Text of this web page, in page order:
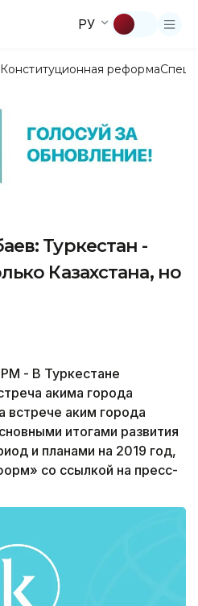
РУ
Конституционная реформа
Туркестан -
Казахстана, но
- В Туркестане
акима города
встрече аким города
итогами развития
и планами на 2019 год,
со ссылкой на пресс-